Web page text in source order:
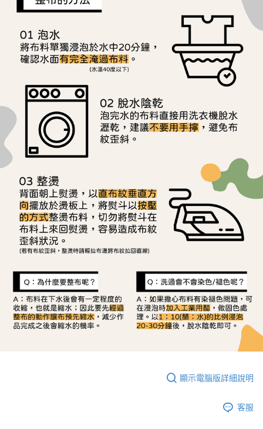
易，需依本服務之必要範圍內提供個人資料，並將交易相關給付款項請求債
權轉讓予恩沛科技股份有限公司。
https://aftee.tw/terms/#terms3
３．未成年的使用者請事先徵得法定代理人或監護人之同意方可使用
「AFTEE先享後付」，若未經同意申辦者引起之損失，本公司不負相關責
４．使用「AFTEE先享後付」時，將依據個別帳號之用戶狀況，依本公司即
時審查核予不同之上限額度；若仍有額度不足之情形，本公司將視審查結果
請求用戶進行身份認證。
５．嚴禁一人註冊多個帳號或使用他人資訊註冊。若發現惡意使用之情形，
恩沛科技股份有限公司將有權停止該用戶之使用額度並採取法律行動。
顯示電腦版詳細說明
客服